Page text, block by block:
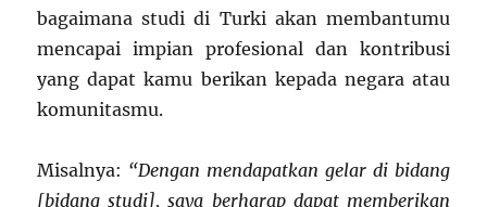
bagaimana studi di Turki akan membantumu
mencapai impian profesional dan kontribusi
yang dapat kamu berikan kepada negara atau
komunitasmu.
Misalnya: “Dengan mendapatkan gelar di bidang
[bidang studi], saya berharap dapat memberikan